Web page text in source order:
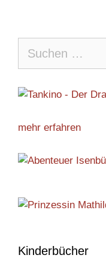
nach:
mehr erfahren
Kinderbücher